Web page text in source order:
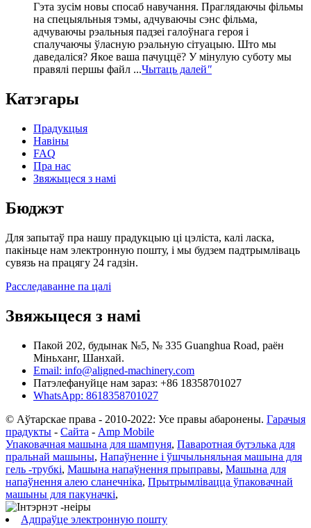
Гэта зусім новы спосаб навучання. Праглядаючы фільмы
на спецыяльныя тэмы, адчуваючы сэнс фільма,
адчуваючы рэальныя падзеі галоўнага героя і
спалучаючы ўласную рэальную сітуацыю. Што мы
даведаліся? Якое ваша пачуццё? У мінулую суботу мы
правялі першы файл ...Чытаць далей"
Катэгары
Прадукцыя
Навіны
FAQ
Пра нас
Звяжыцеся з намі
Бюджэт
Для запытаў пра нашу прадукцыю ці цэліста, калі ласка,
пакіньце нам электронную пошту, і мы будзем падтрымліваць
сувязь на працягу 24 гадзін.
Расследаванне па цалі
Звяжыцеся з намі
Пакой 202, будынак №5, № 335 Guanghua Road, раён
Міньханг, Шанхай.
Email: info@aligned-machinery.com
Патэлефануйце нам зараз: +86 18358701027
WhatsApp: 8618358701027
© Аўтарскае права - 2010-2022: Усе правы абаронены. Гарачыя
прадукты - Сайта - Amp Mobile
Упаковачная машына для шампуня, Паваротная бутэлька для
пральнай машыны, Напаўненне і ўшчыльняльная машына для
гель -трубкі, Машына напаўнення прыправы, Машына для
напаўнення алею сланечніка, Прытрымлівацца ўпаковачнай
машыны для пакуначкі,
Адпраўце электронную пошту